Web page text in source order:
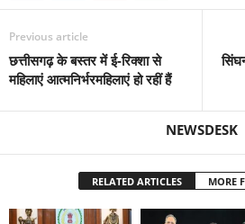
Previous article
छत्तीसगढ़ के बस्तर में ई-रिक्शा से
महिलाएं आत्मनिर्भरमहिलाएं हो रहीं हैं
NEWSDESK
RELATED ARTICLES MORE